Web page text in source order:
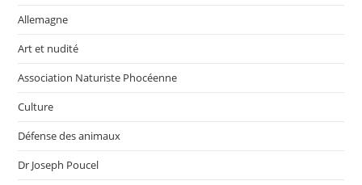
Allemagne
Art et nudité
Association Naturiste Phocéenne
Culture
Défense des animaux
Dr Joseph Poucel